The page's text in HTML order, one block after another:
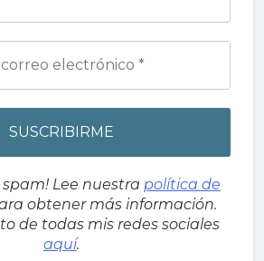
spam! Lee nuestra política de
obtener más información.
de todas mis redes sociales
aquí.